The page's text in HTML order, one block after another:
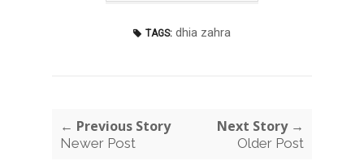
TAGS: dhia zahra
← Previous Story
Newer Post
Next Story →
Older Post